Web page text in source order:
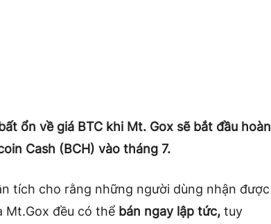
ổn về giá BTC khi Mt. Gox sẽ bắt đầu hoàn
Cash (BCH) vào tháng 7.
tích cho rằng những người dùng nhận được
Mt.Gox đều có thể bán ngay lập tức, tuy